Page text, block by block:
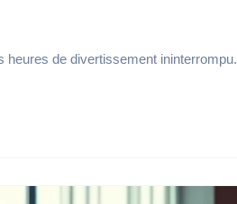
heures de divertissement ininterrompu.